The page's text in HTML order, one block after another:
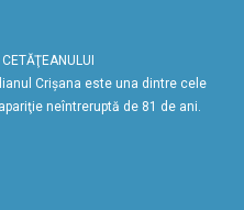
Crişana este una dintre cele
neîntreruptă de 81 de ani.